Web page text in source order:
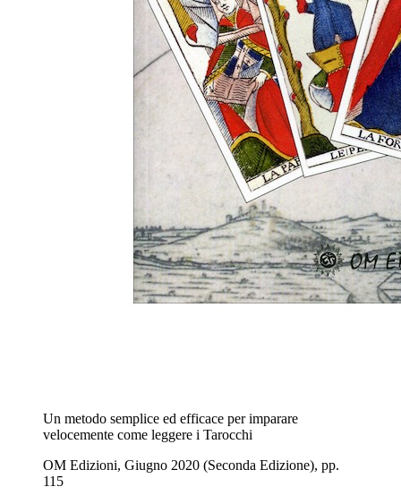
Un metodo semplice ed efficace per imparare
velocemente come leggere i Tarocchi
OM Edizioni, Giugno 2020 (Seconda Edizione), pp.
115